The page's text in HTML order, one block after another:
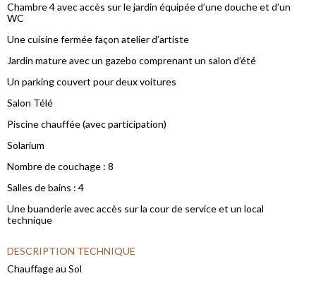
Chambre 4 avec accès sur le jardin équipée d’une douche et d’un
WC
Une cuisine fermée façon atelier d’artiste
Jardin mature avec un gazebo comprenant un salon d’été
Un parking couvert pour deux voitures
Salon Télé
Piscine chauffée (avec participation)
Solarium
Nombre de couchage : 8
Salles de bains : 4
Une buanderie avec accès sur la cour de service et un local
technique
DESCRIPTION TECHNIQUE
Chauffage au Sol